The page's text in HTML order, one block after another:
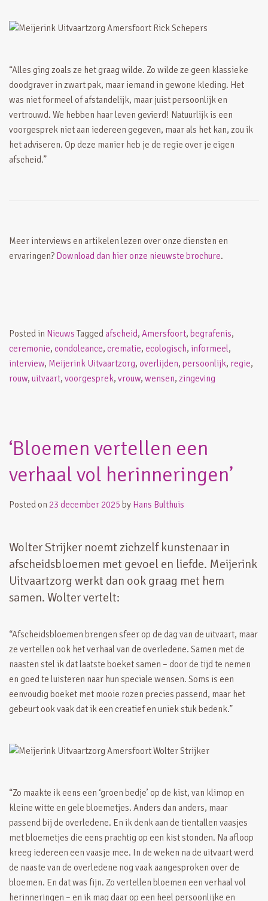
“Alles ging zoals ze het graag wilde. Zo wilde ze geen klassieke
doodgraver in zwart pak, maar iemand in gewone kleding. Het
was niet formeel of afstandelijk, maar juist persoonlijk en
vertrouwd. We hebben haar leven gevierd! Natuurlijk is een
voorgesprek niet aan iedereen gegeven, maar als het kan, zou ik
het adviseren. Op deze manier heb je de regie over je eigen
afscheid.”
Meer interviews en artikelen lezen over onze diensten en
ervaringen? Download dan hier onze nieuwste brochure.
Posted in Nieuws Taggedafscheid, Amersfoort, begrafenis,
ceremonie, condoleance, crematie, ecologisch, informeel,
interview, Meijerink Uitvaartzorg, overlijden, persoonlijk, regie,
rouw, uitvaart, voorgesprek, vrouw, wensen, zingeving
‘Bloemen vertellen een
verhaal vol herinneringen’
Posted on 23 december 2025 by Hans Bulthuis
Wolter Strijker noemt zichzelf kunstenaar in
afscheidsbloemen met gevoel en liefde. Meijerink
Uitvaartzorg werkt dan ook graag met hem
samen. Wolter vertelt:
“Afscheidsbloemen brengen sfeer op de dag van de uitvaart, maar
ze vertellen ook het verhaal van de overledene. Samen met de
naasten stel ik dat laatste boeket samen – door de tijd te nemen
en goed te luisteren naar hun speciale wensen. Soms is een
eenvoudig boeket met mooie rozen precies passend, maar het
gebeurt ook vaak dat ik een creatief en uniek stuk bedenk.”
“Zo maakte ik eens een ‘groen bedje’ op de kist, van klimop en
kleine witte en gele bloemetjes. Anders dan anders, maar
passend bij de overledene. En ik denk aan de tientallen vaasjes
met bloemetjes die eens prachtig op een kist stonden. Na afloop
kreeg iedereen een vaasje mee. In de weken na de uitvaart werd
de naaste van de overledene nog vaak aangesproken over de
bloemen. En dat was fijn. Zo vertellen bloemen een verhaal vol
herinneringen – en ik mag daar op een heel persoonlijke en